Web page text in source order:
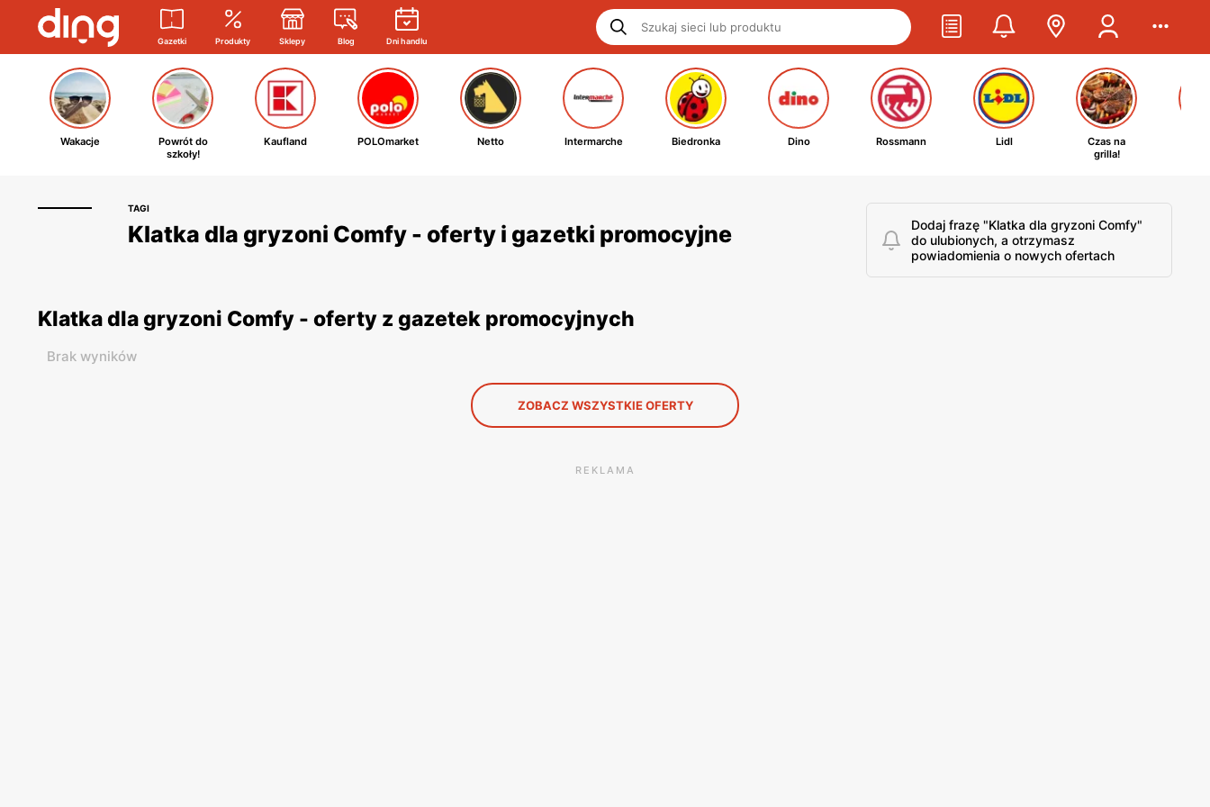
Gazetki Produkty Sklepy Blog Dni handlu
Wakacje
Powrót do
szkoły!
Kaufland POLOmarket Netto Intermarche Biedronka Dino Rossmann Lidl
Czas na
grilla!
TAGI
Klatka dla gryzoni Comfy - oferty i gazetki promocyjne
Dodaj frazę "Klatka dla gryzoni Comfy"
do ulubionych, a otrzymasz
powiadomienia o nowych ofertach
Klatka dla gryzoni Comfy - oferty z gazetek promocyjnych
Brak wyników
ZOBACZ WSZYSTKIE OFERTY
REKLAMA